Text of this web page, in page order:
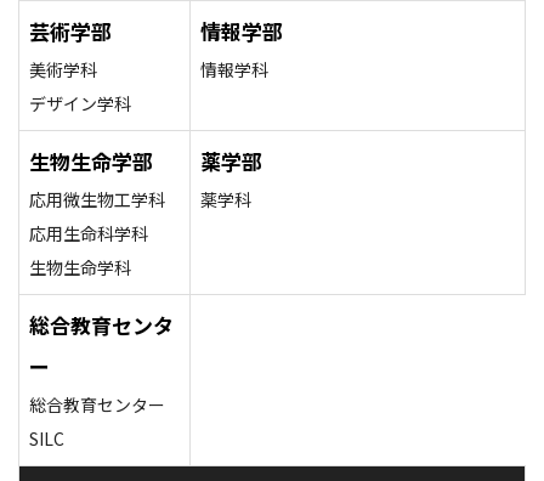
芸術学部
美術学科
デザイン学科
情報学部
情報学科
生物生命学部
応用微生物工学科
応用生命科学科
生物生命学科
薬学部
薬学科
総合教育センタ
ー
総合教育センター
SILC